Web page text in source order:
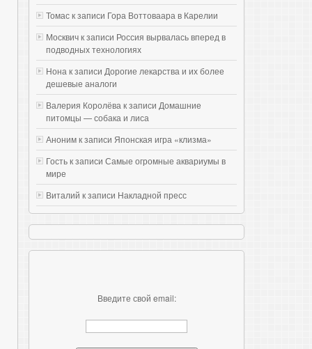
Томас к записи Гора Воттоваара в Карелии
Москвич к записи Россия вырвалась вперед в
подводных технологиях
Нона к записи Дорогие лекарства и их более
дешевые аналоги
Валерия Королёва к записи Домашние
питомцы — собака и лиса
Аноним к записи Японская игра «клизма»
Гость к записи Самые огромные аквариумы в
мире
Виталий к записи Накладной пресс
Введите свой email: